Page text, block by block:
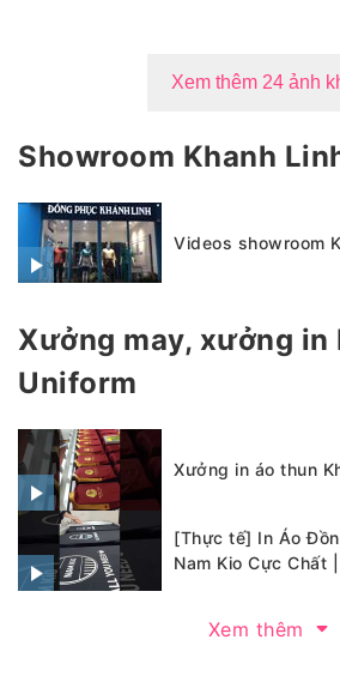
Xem thêm 24 ảnh
Showroom Khanh
Videos showroom
Xưởng may, xưởng in
Uniform
Xưởng in áo thun
[Thực tế] In Áo
Nam Kio Cực Chất
Xem thêm